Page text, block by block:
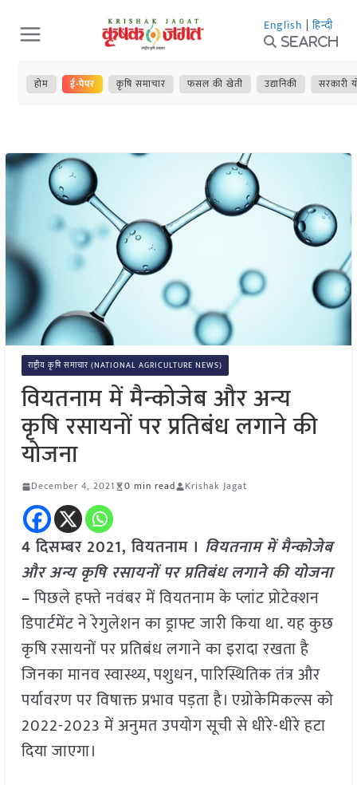
Skip
to
content
English | हिन्दी
Search
होम ई-पेपर कृषि समाचार फसल की खेती उद्यानिकी सरकारी
राष्ट्रीय कृषि समाचार (NATIONAL AGRICULTURE NEWS)
वियतनाम में मैन्कोजेब और अन्य
कृषि रसायनों पर प्रतिबंध लगाने की
योजना
December 4, 2021 0 min read Krishak Jagat
4 दिसम्बर 2021, वियतनाम । वियतनाम में मैन्कोजेब
और अन्य कृषि रसायनों पर प्रतिबंध लगाने की योजना
–पिछले हफ्ते नवंबर में वियतनाम के प्लांट प्रोटेक्शन
डिपार्टमेंट ने रेगुलेशन का ड्राफ्ट जारी किया था. यह कुछ
कृषि रसायनों पर प्रतिबंध लगाने का इरादा रखता है
जिनका मानव स्वास्थ्य, पशुधन, पारिस्थितिक तंत्र और
पर्यावरण पर विषाक्त प्रभाव पड़ता है। एग्रोकेमिकल्स को
2022-2023 में अनुमत उपयोग सूची से धीरे-धीरे हटा
दिया जाएगा।